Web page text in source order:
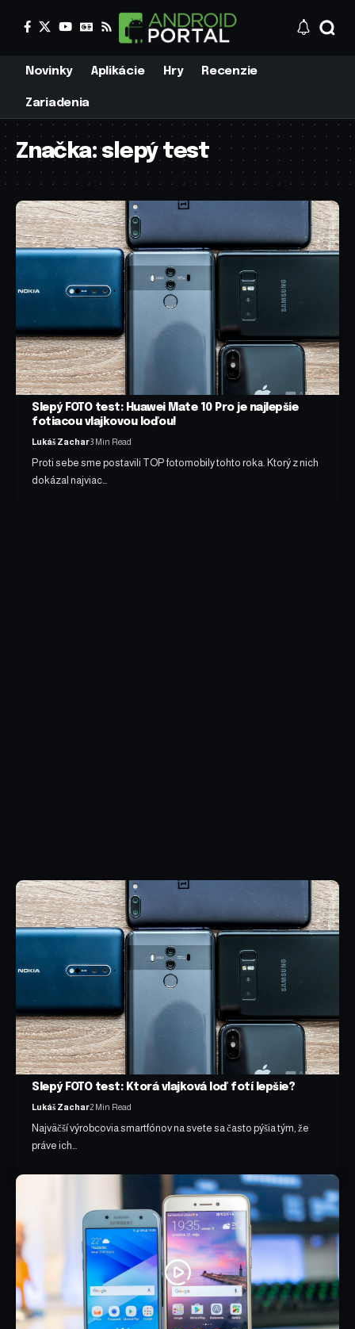
Novinky Aplikácie Hry Recenzie
Zariadenia
Značka:slepý test
Slepý FOTO test: Huawei Mate 10 Pro je najlepšie
fotiacou vlajkovou loďou!
Lukáš Zachar3 Min Read
Proti sebe sme postavili TOP fotomobily tohto roka. Ktorý z nich
dokázal najviac…
Slepý FOTO test: Ktorá vlajková loď fotí lepšie?
Lukáš Zachar2 Min Read
Najväčší výrobcovia smartfónov na svete sa často pýšia tým, že
práve ich…